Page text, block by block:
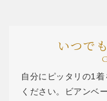
いつで
自分にピッタリの1
ください。ビアンベ